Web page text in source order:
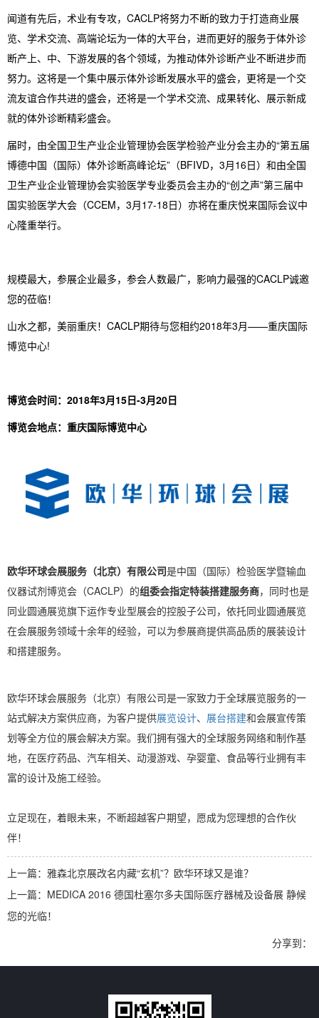
闻道有先后，术业有专攻，CACLP将努力不断的致力于打造商业展
览、学术交流、高端论坛为一体的大平台，进而更好的服务于体外诊
断产上、中、下游发展的各个领域，为推动体外诊断产业不断进步而
努力。这将是一个集中展示体外诊断发展水平的盛会，更将是一个交
流友谊合作共进的盛会，还将是一个学术交流、成果转化、展示新成
就的体外诊断精彩盛会。
届时，由全国卫生产业企业管理协会医学检验产业分会主办的“第五届
博德中国（国际）体外诊断高峰论坛”（BFIVD，3月16日）和由全国
卫生产业企业管理协会实验医学专业委员会主办的“创之声”第三届中
国实验医学大会（CCEM，3月17-18日）亦将在重庆悦来国际会议中
心隆重举行。
规模最大，参展企业最多，参会人数最广，影响力最强的CACLP诚邀
您的莅临！
山水之都，美丽重庆！CACLP期待与您相约2018年3月——重庆国际
博览中心!
博览会时间：2018年3月15日-3月20日
博览会地点：重庆国际博览中心
欧华环球会展服务（北京）有限公司是中国（国际）检验医学暨输血
仪器试剂博览会（CACLP）的组委会指定特装搭建服务商，同时也是
同业圆通展览旗下运作专业型展会的控股子公司，依托同业圆通展览
在会展服务领域十余年的经验，可以为参展商提供高品质的展装设计
和搭建服务。
欧华环球会展服务（北京）有限公司是一家致力于全球展览服务的一
站式解决方案供应商，为客户提供展览设计、 展台搭建和会展宣传策
划等全方位的展会解决方案。我们拥有强大的全球服务网络和制作基
地，在医疗药品、汽车相关、动漫游戏、孕婴童、食品等行业拥有丰
富的设计及施工经验。
立足现在，着眼未来，不断超越客户期望，愿成为您理想的合作伙
伴！
上一篇：雅森北京展改名内藏“玄机”？欧华环球又是谁？
上一篇：MEDICA 2016 德国杜塞尔多夫国际医疗器械及设备展 静候
您的光临！
分享到：